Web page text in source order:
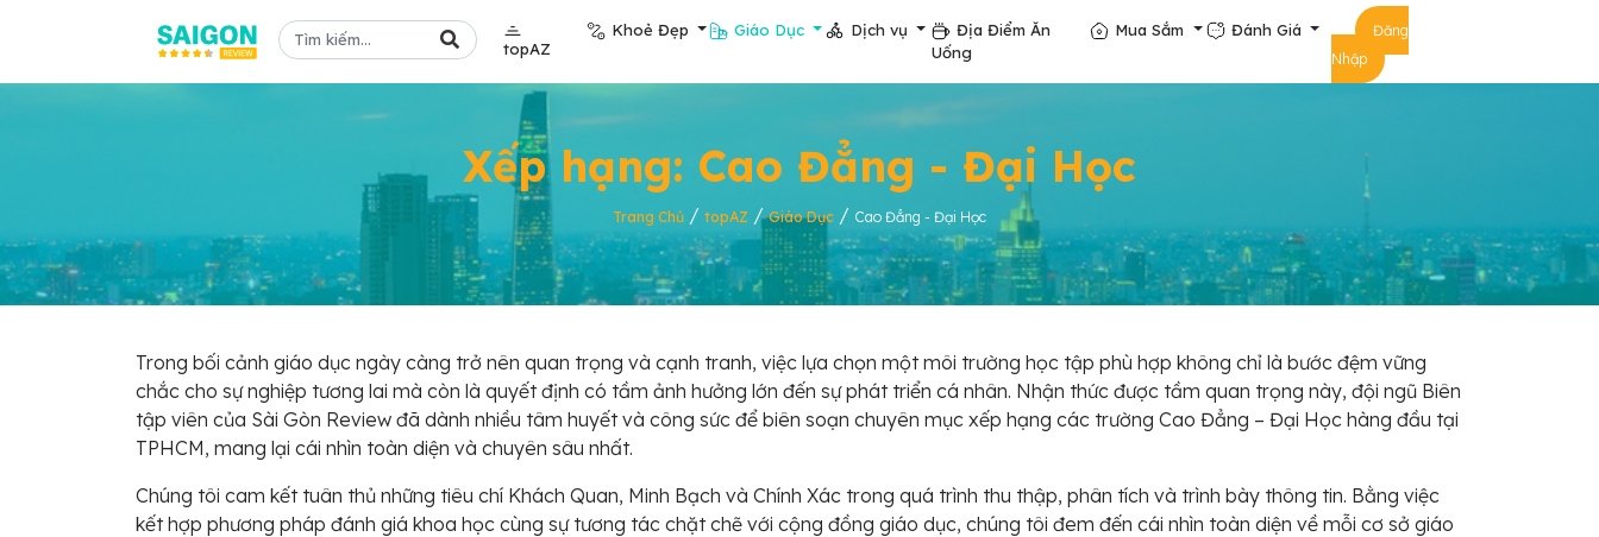
topAZ
Khoẻ Đẹp Giáo Dục Dịch vụ
Địa Điểm Ăn
Uống
Mua Sắm Đánh Giá
Đăng
Nhập
Xếp hạng: Cao Đẳng - Đại Học
Trang Chủ / topAZ /Giáo Dục / Cao Đẳng - Đại Học
Trong bối cảnh giáo dục ngày càng trở nên quan trọng và cạnh tranh, việc lựa chọn một môi trường học tập phù hợp không chỉ là bước đệm vững
chắc cho sự nghiệp tương lai mà còn là quyết định có tầm ảnh hưởng lớn đến sự phát triển cá nhân. Nhận thức được tầm quan trọng này, đội ngũ Biên
tập viên của Sài Gòn Review đã dành nhiều tâm huyết và công sức để biên soạn chuyên mục xếp hạng các trường Cao Đẳng – Đại Học hàng đầu tại
TPHCM, mang lại cái nhìn toàn diện và chuyên sâu nhất.
Chúng tôi cam kết tuân thủ những tiêu chí Khách Quan, Minh Bạch và Chính Xác trong quá trình thu thập, phân tích và trình bày thông tin. Bằng việc
kết hợp phương pháp đánh giá khoa học cùng sự tương tác chặt chẽ với cộng đồng giáo dục, chúng tôi đem đến cái nhìn toàn diện về mỗi cơ sở giáo